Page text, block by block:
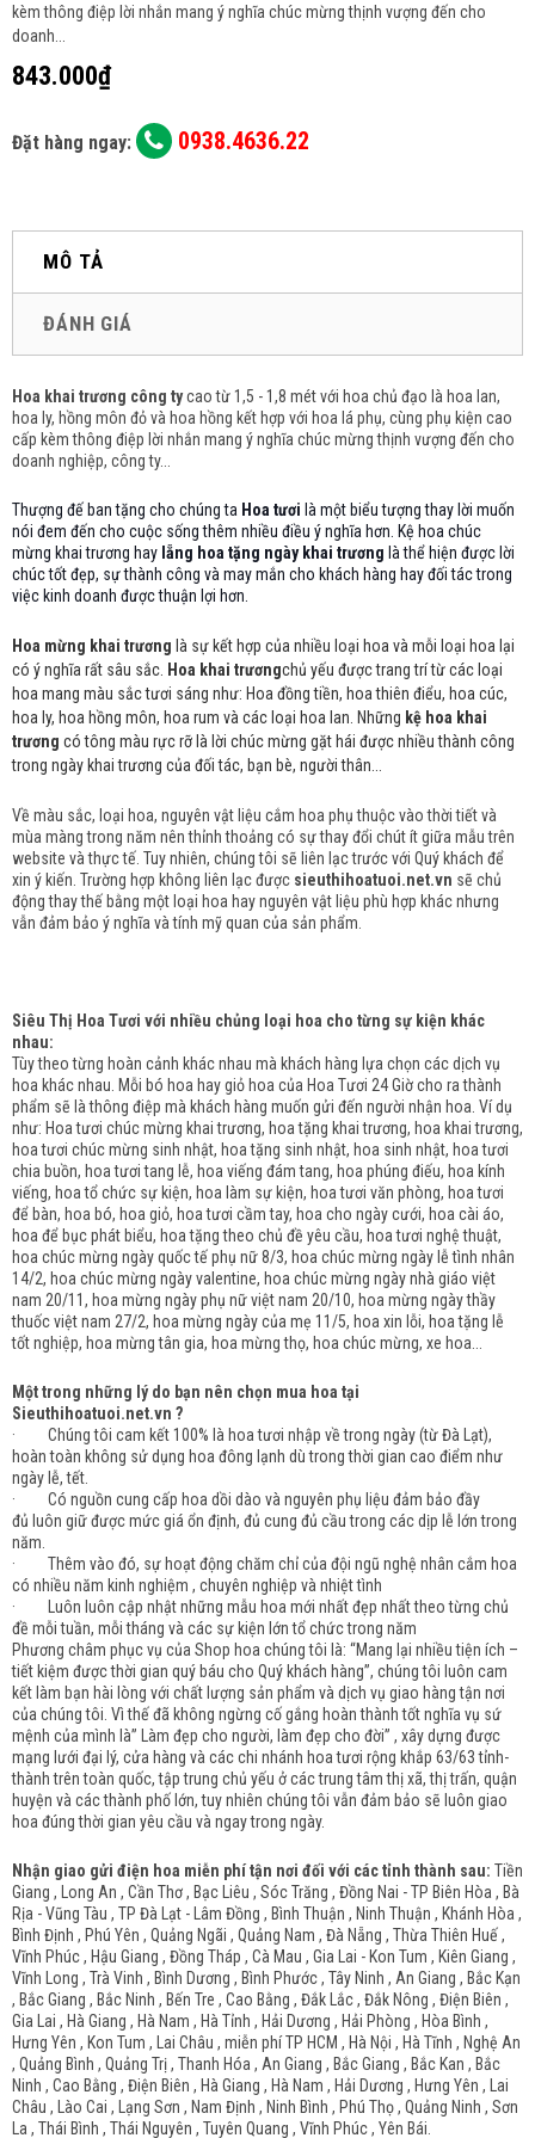
kèm thông điệp lời nhắn mang ý nghĩa chúc mừng thịnh vượng đến cho
doanh...
843.000₫
Đặt hàng ngay: 0938.4636.22
MÔ TẢ
ĐÁNH GIÁ
Hoa khai trương công tycao từ 1,5 - 1,8 mét với hoa chủ đạo là hoa lan,
hoa ly, hồng môn đỏ và hoa hồng kết hợp với hoa lá phụ, cùng phụ kiện cao
cấp kèm thông điệp lời nhắn mang ý nghĩa chúc mừng thịnh vượng đến cho
doanh nghiệp, công ty...
Thượng đế ban tặng cho chúng ta Hoa tươi là một biểu tượng thay lời muốn
nói đem đến cho cuộc sống thêm nhiều điều ý nghĩa hơn. Kệ hoa chúc
mừng khai trương hay lẵng hoa tặng ngày khai trương là thể hiện được lời
chúc tốt đẹp, sự thành công và may mắn cho khách hàng hay đối tác trong
việc kinh doanh được thuận lợi hơn.
Hoa mừng khai trương là sự kết hợp của nhiều loại hoa và mỗi loại hoa lại
có ý nghĩa rất sâu sắc. Hoa khai trươngchủ yếu được trang trí từ các loại
hoa mang màu sắc tươi sáng như: Hoa đồng tiền, hoa thiên điểu, hoa cúc,
hoa ly, hoa hồng môn, hoa rum và các loại hoa lan. Những kệ hoa khai
trương có tông màu rực rỡ là lời chúc mừng gặt hái được nhiều thành công
trong ngày khai trương của đối tác, bạn bè, người thân...
Về màu sắc, loại hoa, nguyên vật liệu cắm hoa phụ thuộc vào thời tiết và
mùa màng trong năm nên thỉnh thoảng có sự thay đổi chút ít giữa mẫu trên
website và thực tế. Tuy nhiên, chúng tôi sẽ liên lạc trước với Quý khách để
xin ý kiến. Trường hợp không liên lạc được sieuthihoatuoi.net.vn sẽ chủ
động thay thế bằng một loại hoa hay nguyên vật liệu phù hợp khác nhưng
vẫn đảm bảo ý nghĩa và tính mỹ quan của sản phẩm.
Siêu Thị Hoa Tươi với nhiều chủng loại hoa cho từng sự kiện khác
nhau:
Tùy theo từng hoàn cảnh khác nhau mà khách hàng lựa chọn các dịch vụ
hoa khác nhau. Mỗi bó hoa hay giỏ hoa của Hoa Tươi 24 Giờ cho ra thành
phẩm sẽ là thông điệp mà khách hàng muốn gửi đến người nhận hoa. Ví dụ
như: Hoa tươi chúc mừng khai trương, hoa tặng khai trương, hoa khai trương,
hoa tươi chúc mừng sinh nhật, hoa tặng sinh nhật, hoa sinh nhật, hoa tươi
chia buồn, hoa tươi tang lễ, hoa viếng đám tang, hoa phúng điếu, hoa kính
viếng, hoa tổ chức sự kiện, hoa làm sự kiện, hoa tươi văn phòng, hoa tươi
để bàn, hoa bó, hoa giỏ, hoa tươi cầm tay, hoa cho ngày cưới, hoa cài áo,
hoa để bục phát biểu, hoa tặng theo chủ đề yêu cầu, hoa tươi nghệ thuật,
hoa chúc mừng ngày quốc tế phụ nữ 8/3, hoa chúc mừng ngày lễ tình nhân
14/2, hoa chúc mừng ngày valentine, hoa chúc mừng ngày nhà giáo việt
nam 20/11, hoa mừng ngày phụ nữ việt nam 20/10, hoa mừng ngày thầy
thuốc việt nam 27/2, hoa mừng ngày của mẹ 11/5, hoa xin lỗi, hoa tặng lễ
tốt nghiệp, hoa mừng tân gia, hoa mừng thọ, hoa chúc mừng, xe hoa...
Một trong những lý do bạn nên chọn mua hoa tại
Sieuthihoatuoi.net.vn ?
· Chúng tôi cam kết 100% là hoa tươi nhập về trong ngày (từ Đà Lạt),
hoàn toàn không sử dụng hoa đông lạnh dù trong thời gian cao điểm như
ngày lễ, tết.
· Có nguồn cung cấp hoa dồi dào và nguyên phụ liệu đảm bảo đầy
đủ luôn giữ được mức giá ổn định, đủ cung đủ cầu trong các dịp lễ lớn trong
năm.
· Thêm vào đó, sự hoạt động chăm chỉ của đội ngũ nghệ nhân cắm hoa
có nhiều năm kinh nghiệm , chuyên nghiệp và nhiệt tình
· Luôn luôn cập nhật những mẫu hoa mới nhất đẹp nhất theo từng chủ
đề mỗi tuần, mỗi tháng và các sự kiện lớn tổ chức trong năm
Phương châm phục vụ của Shop hoa chúng tôi là: “Mang lại nhiều tiện ích –
tiết kiệm được thời gian quý báu cho Quý khách hàng”, chúng tôi luôn cam
kết làm bạn hài lòng với chất lượng sản phẩm và dịch vụ giao hàng tận nơi
của chúng tôi. Vì thế đã không ngừng cố gắng hoàn thành tốt nghĩa vụ sứ
mệnh của mình là” Làm đẹp cho người, làm đẹp cho đời” , xây dựng được
mạng lưới đại lý, cửa hàng và các chi nhánh hoa tươi rộng khắp 63/63 tỉnh-
thành trên toàn quốc, tập trung chủ yếu ở các trung tâm thị xã, thị trấn, quận
huyện và các thành phố lớn, tuy nhiên chúng tôi vẫn đảm bảo sẽ luôn giao
hoa đúng thời gian yêu cầu và ngay trong ngày.
Nhận giao gửi điện hoa miễn phí tận nơi đối với các tỉnh thành sau: Tiền
Giang , Long An , Cần Thơ , Bạc Liêu , Sóc Trăng , Đồng Nai - TP Biên Hòa , Bà
Rịa - Vũng Tàu , TP Đà Lạt - Lâm Đồng , Bình Thuận , Ninh Thuận , Khánh Hòa ,
Bình Định , Phú Yên , Quảng Ngãi , Quảng Nam , Đà Nẵng , Thừa Thiên Huế ,
Vĩnh Phúc , Hậu Giang , Đồng Tháp , Cà Mau , Gia Lai - Kon Tum , Kiên Giang ,
Vĩnh Long , Trà Vinh , Bình Dương , Bình Phước , Tây Ninh , An Giang , Bắc Kạn
, Bắc Giang , Bắc Ninh , Bến Tre , Cao Bằng , Đắk Lắc , Đắk Nông , Điện Biên ,
Gia Lai , Hà Giang , Hà Nam , Hà Tỉnh , Hải Dương , Hải Phòng , Hòa Bình ,
Hưng Yên , Kon Tum , Lai Châu , miễn phí TP HCM , Hà Nội , Hà Tĩnh , Nghệ An
, Quảng Bình , Quảng Trị , Thanh Hóa , An Giang , Bắc Giang , Bắc Kan , Bắc
Ninh , Cao Bằng , Điện Biên , Hà Giang , Hà Nam , Hải Dương , Hưng Yên , Lai
Châu , Lào Cai , Lạng Sơn , Nam Định , Ninh Bình , Phú Thọ , Quảng Ninh , Sơn
La , Thái Bình , Thái Nguyên , Tuyên Quang , Vĩnh Phúc , Yên Bái.